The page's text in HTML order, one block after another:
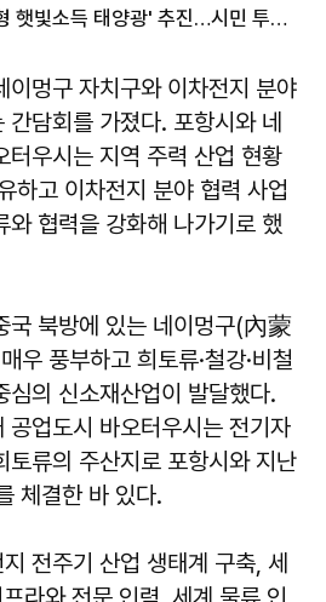
포항시, 전국 첫 '산단형 햇빛소득 태양광' 추진…시민 투자로 에너지 자립
이멍구 자치구와 이차전지 분야
담회를 가졌다. 포항시와 네
터우시는 지역 주력 산업 현황
하고 이차전지 분야 협력 사업
와 협력을 강화해 나가기로 했
국 북방에 있는 네이멍구(內蒙
우 풍부하고 희토류·철강·비철
심의 신소재산업이 발달했다.
공업도시 바오터우시는 전기자
토류의 주산지로 포항시와 지난
체결한 바 있다.
전주기 산업 생태계 구축, 세